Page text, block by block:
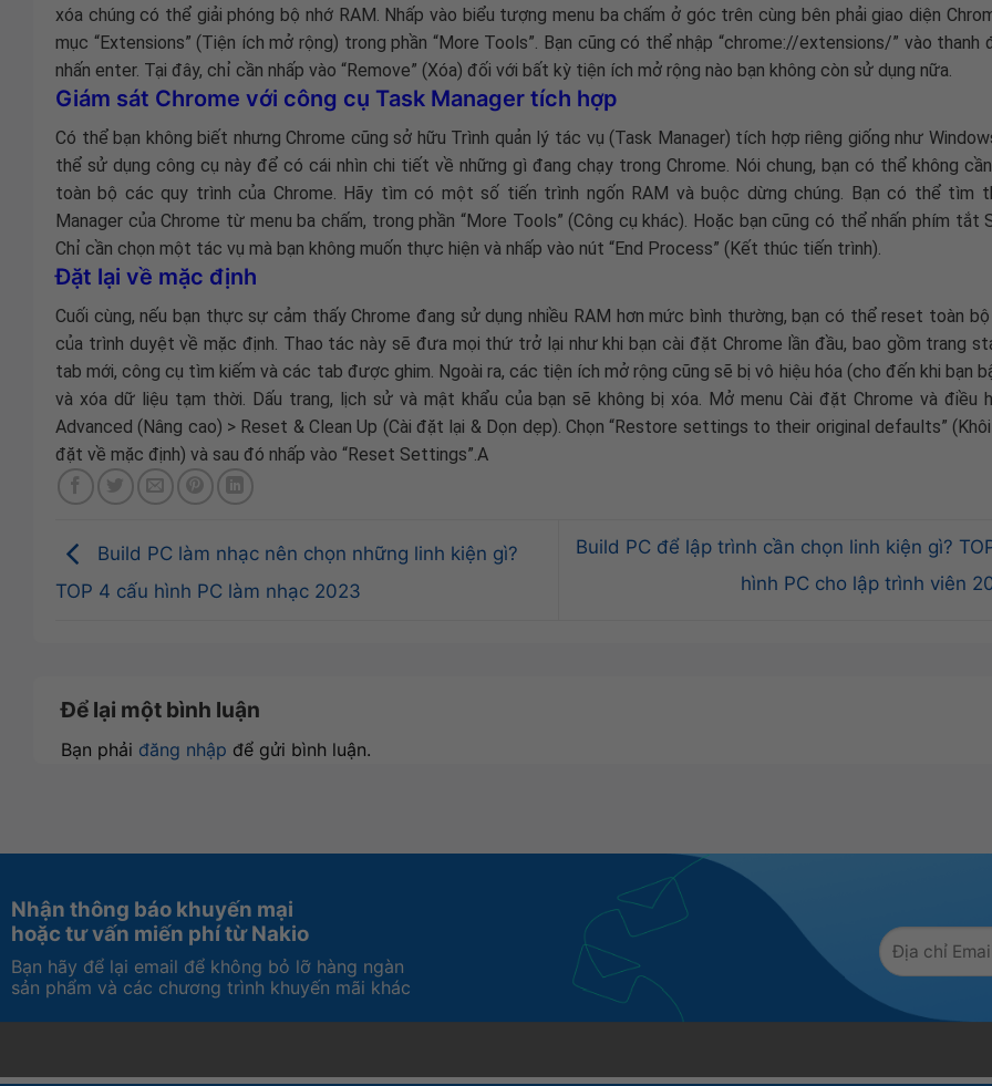
xóa chúng có thể giải phóng bộ nhớ RAM. Nhấp vào biểu tượng menu ba chấm ở góc trên cùng bên phải giao diện
mục “Extensions” (Tiện ích mở rộng) trong phần “More Tools”. Bạn cũng có thể nhập “chrome://extensions/” vào thanh
nhấn enter. Tại đây, chỉ cần nhấp vào “Remove” (Xóa) đối với bất kỳ tiện ích mở rộng nào bạn không còn sử dụng nữa.
Giám sát Chrome với công cụ Task Manager tích hợp
Có thể bạn không biết nhưng Chrome cũng sở hữu Trình quản lý tác vụ (Task Manager) tích hợp riêng giống như
thể sử dụng công cụ này để có cái nhìn chi tiết về những gì đang chạy trong Chrome. Nói chung, bạn có thể không
toàn bộ các quy trình của Chrome. Hãy tìm có một số tiến trình ngốn RAM và buộc dừng chúng. Bạn có thể tìm
Manager của Chrome từ menu ba chấm, trong phần “More Tools” (Công cụ khác). Hoặc bạn cũng có thể nhấn phím tắt
Chỉ cần chọn một tác vụ mà bạn không muốn thực hiện và nhấp vào nút “End Process” (Kết thúc tiến trình).
Đặt lại về mặc định
Cuối cùng, nếu bạn thực sự cảm thấy Chrome đang sử dụng nhiều RAM hơn mức bình thường, bạn có thể reset toàn
của trình duyệt về mặc định. Thao tác này sẽ đưa mọi thứ trở lại như khi bạn cài đặt Chrome lần đầu, bao gồm trang
tab mới, công cụ tìm kiếm và các tab được ghim. Ngoài ra, các tiện ích mở rộng cũng sẽ bị vô hiệu hóa (cho đến khi bạn
và xóa dữ liệu tạm thời. Dấu trang, lịch sử và mật khẩu của bạn sẽ không bị xóa. Mở menu Cài đặt Chrome và điều
Advanced (Nâng cao) > Reset & Clean Up (Cài đặt lại & Dọn dẹp). Chọn “Restore settings to their original defaults”
đặt về mặc định) và sau đó nhấp vào “Reset Settings”.A
Build PC làm nhạc nên chọn những linh kiện gì?
TOP 4 cấu hình PC làm nhạc 2023
Build PC để lập trình cần chọn linh kiện gì?
hình PC cho lập trình viên
Để lại một bình luận
Bạn phải đăng nhập để gửi bình luận.
Nhận thông báo khuyến mại
hoặc tư vấn miến phí từ Nakio
Bạn hãy để lại email để không bỏ lỡ hàng ngàn
sản phẩm và các chương trình khuyến mãi khác